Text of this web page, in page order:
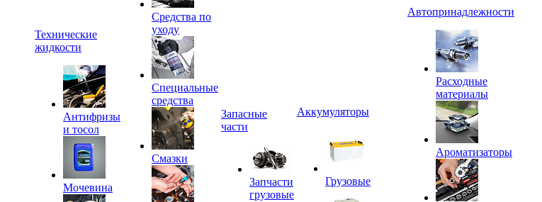
Технические
жидкости
Антифризы
и тосол
Мочевина
Средства по
уходу
Специальные
средства
Смазки
Запасные
части
Запчасти
грузовые
Аккумуляторы
Грузовые
Автопринадлежности
Расходные
материалы
Ароматизаторы